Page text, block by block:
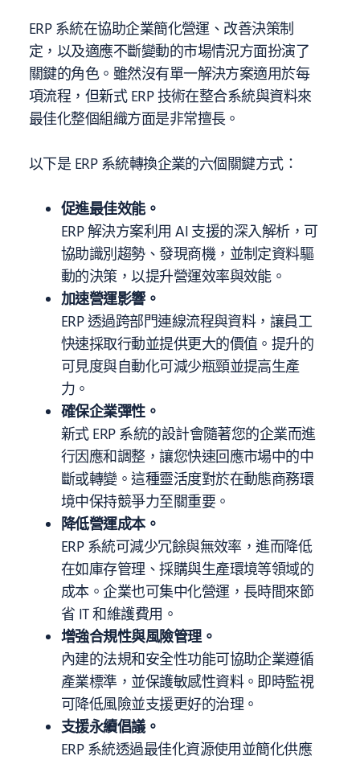
ERP 系統在協助企業簡化營運、改善決策制
定，以及適應不斷變動的市場情況方面扮演了
關鍵的角色。雖然沒有單一解決方案適用於每
項流程，但新式 ERP 技術在整合系統與資料來
最佳化整個組織方面是非常擅長。
以下是 ERP 系統轉換企業的六個關鍵方式：
促進最佳效能。
ERP 解決方案利用 AI 支援的深入解析，可
協助識別趨勢、發現商機，並制定資料驅
動的決策，以提升營運效率與效能。
加速營運影響。
ERP 透過跨部門連線流程與資料，讓員工
快速採取行動並提供更大的價值。提升的
可見度與自動化可減少瓶頸並提高生產
力。
確保企業彈性。
新式 ERP 系統的設計會隨著您的企業而進
行因應和調整，讓您快速回應市場中的中
斷或轉變。這種靈活度對於在動態商務環
境中保持競爭力至關重要。
降低營運成本。
ERP 系統可減少冗餘與無效率，進而降低
在如庫存管理、採購與生產環境等領域的
成本。企業也可集中化營運，長時間來節
省 IT 和維護費用。
增強合規性與風險管理。
內建的法規和安全性功能可協助企業遵循
產業標準，並保護敏感性資料。即時監視
可降低風險並支援更好的治理。
支援永續倡議。
ERP 系統透過最佳化資源使用並簡化供應